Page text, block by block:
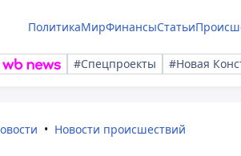
ПолитикаМирФинансыСтатьи
#Спецпроекты #Новая
Новости происшествий